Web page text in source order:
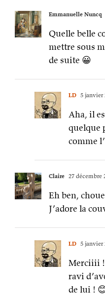
Emmanuelle Nuncq
Quelle belle
mettre sous
de suite 😀
LD 5 janvier
Aha, il
quelque
comme
Claire 27 décembre
Eh ben,
J’adore la
LD 5 janvier
Merciiii !
ravi
de lui !